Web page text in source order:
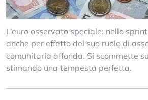
L’euro osservato speciale: nello
anche per effetto del suo ruolo di
comunitaria affonda. Si scommette
stimando una tempesta perfetta.